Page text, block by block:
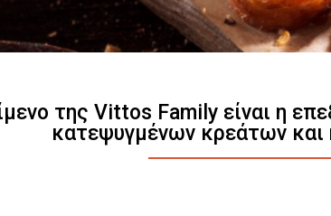
της Vittos Family είναι η
κατεψυγμένων κρεάτων